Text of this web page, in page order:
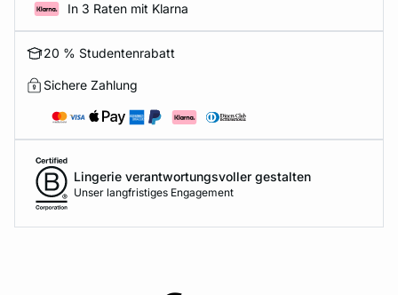
In 3 Raten mit Klarna
20 % Studentenrabatt
Sichere Zahlung
Lingerie verantwortungsvoller gestalten
Unser langfristiges Engagement